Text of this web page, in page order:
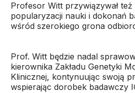
Profesor Witt przywiązywał też
popularyzacji nauki i dokonań
wśród szerokiego grona
Prof. Witt będzie nadal
kierownika Zakładu Genetyki
Klinicznej, kontynuując swoją
wspierając dorobek badawczy